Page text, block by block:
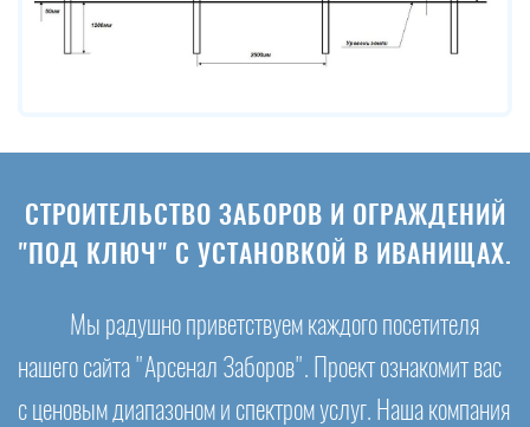
СТРОИТЕЛЬСТВО ЗАБОРОВ И ОГРАЖДЕНИЙ
"ПОД КЛЮЧ" С УСТАНОВКОЙ В ИВАНИЩАХ.
Мы радушно приветствуем каждого посетителя
нашего сайта "Арсенал Заборов". Проект ознакомит вас
с ценовым диапазоном и спектром услуг. Наша компания